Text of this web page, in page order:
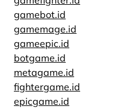
gamebot.id
gamemage.id
gameepic.id
botgame.id
metagame.id
fightergame.id
epicgame.id